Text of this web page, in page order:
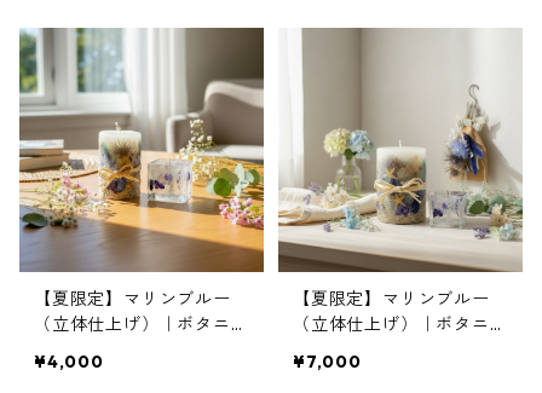
【夏限定】マリンブルー
（立体仕上げ）｜ボタニカ
ルキャンドル
¥4,000
【夏限定】マリンブルー
（立体仕上げ）｜ボタニカ
ェルキャンドル＆ミニブー
¥7,000